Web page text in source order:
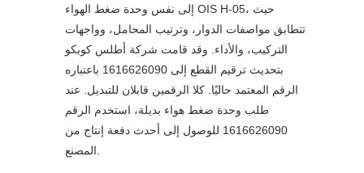
إلى نفس وحدة ضغط الهواء OIS H-05، حيث
تتطابق مواصفات الدوار، وترتيب المحامل، وواجهات
التركيب، والأداء. وقد قامت شركة أطلس كوبكو
بتحديث ترقيم القطع إلى 1616626090 باعتباره
الرقم المعتمد حاليًا. كلا الرقمين قابلان للتبديل. عند
طلب وحدة ضغط هواء بديلة، استخدم الرقم
1616626090 للوصول إلى أحدث دفعة إنتاج من
المصنع.